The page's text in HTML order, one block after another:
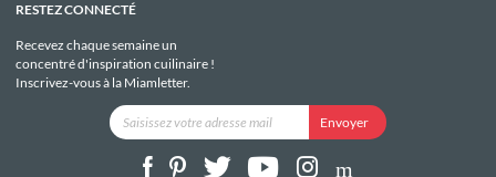
RESTEZ CONNECTÉ
Recevez chaque semaine un
concentré d'inspiration cuilinaire !
Inscrivez-vous à la Miamletter.